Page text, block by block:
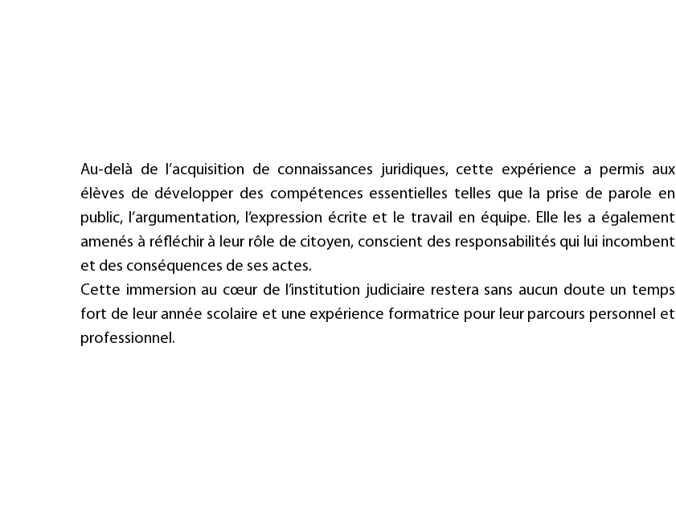
Au-delà de l’acquisition de connaissances juridiques, cette expérience a permis aux
élèves de développer des compétences essentielles telles que la prise de parole en
public, l’argumentation, l’expression écrite et le travail en équipe. Elle les a également
amenés à réfléchir à leur rôle de citoyen, conscient des responsabilités qui lui incombent
et des conséquences de ses actes.
Cette immersion au cœur de l’institution judiciaire restera sans aucun doute un temps
fort de leur année scolaire et une expérience formatrice pour leur parcours personnel et
professionnel.